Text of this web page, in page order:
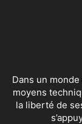
Dans un
moyens
la liberté de